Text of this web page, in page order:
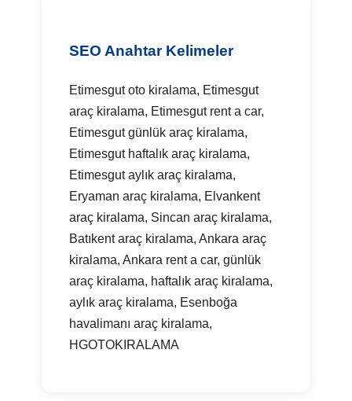
SEO Anahtar Kelimeler
Etimesgut oto kiralama, Etimesgut
araç kiralama, Etimesgut rent a car,
Etimesgut günlük araç kiralama,
Etimesgut haftalık araç kiralama,
Etimesgut aylık araç kiralama,
Eryaman araç kiralama, Elvankent
araç kiralama, Sincan araç kiralama,
Batıkent araç kiralama, Ankara araç
kiralama, Ankara rent a car, günlük
araç kiralama, haftalık araç kiralama,
aylık araç kiralama, Esenboğa
havalimanı araç kiralama,
HGOTOKIRALAMA